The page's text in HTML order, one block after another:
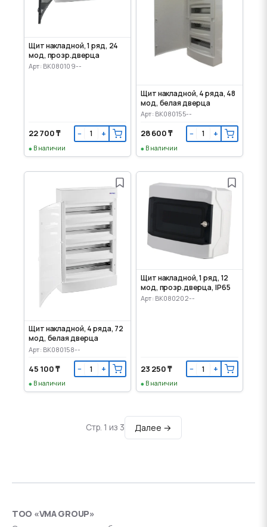
Щит накладной, 1 ряд, 24
мод, прозр.дверца
Арт: BK080109--
22 700 ₸ − +
В наличии
Щит накладной, 4 ряда, 48
мод, белая дверца
Арт: BK080155--
28 600 ₸ − +
В наличии
Щит накладной, 4 ряда, 72
мод, белая дверца
Арт: BK080158--
45 100 ₸ − +
В наличии
Щит накладной, 1 ряд, 12
мод, прозр.дверца, IP65
Арт: BK080202--
23 250 ₸ − +
В наличии
Стр. 1 из 3 Далее →
ТОО «VMA GROUP»